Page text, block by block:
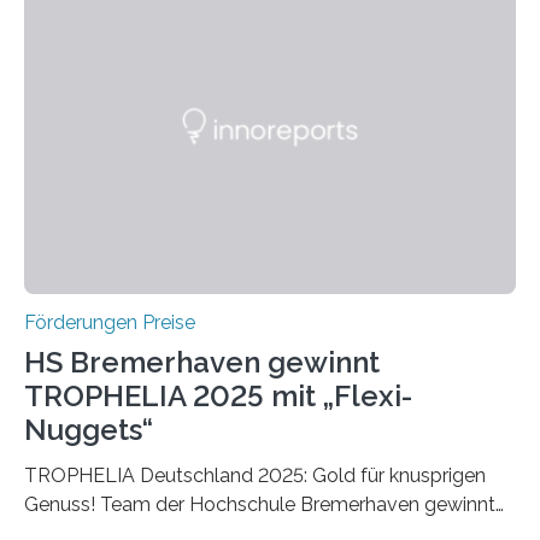
Foundation, des BIAL Award in Biomedicine ist in
Förderungen Preise
HS Bremerhaven gewinnt
TROPHELIA 2025 mit „Flexi-
Nuggets“
TROPHELIA Deutschland 2025: Gold für knusprigen
Genuss! Team der Hochschule Bremerhaven gewinnt